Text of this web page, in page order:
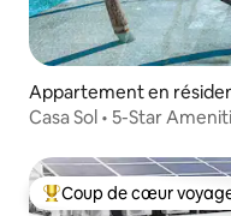
Appartement en
n
Casa Sol • 5-Star
Coups de cœur
Coup de cœur